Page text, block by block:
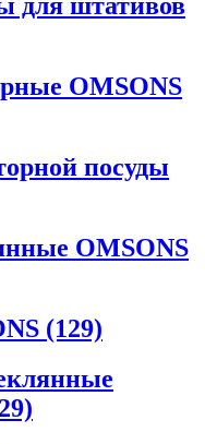
OMSONS
посуды
OMSONS
(129)